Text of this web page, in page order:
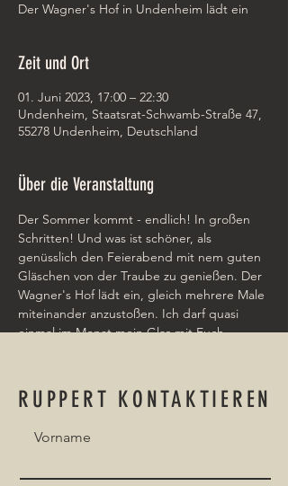
Der Wagner's Hof in Undenheim lädt ein
Zeit und Ort
01. Juni 2023, 17:00 – 22:30
Undenheim, Staatsrat-Schwamb-Straße 47,
55278 Undenheim, Deutschland
Über die Veranstaltung
Der Sommer kommt - endlich! In großen
Schritten! Und was ist schöner, als
genüsslich den Feierabend mit nem guten
Gläschen von der Traube zu genießen. Der
Wagner's Hof lädt ein, gleich mehrere Male
miteinander anzustoßen. Ich darf quasi
einmal im Monat mein Glas mit Euch
RUPPERT KONTAKTIEREN
Vorname